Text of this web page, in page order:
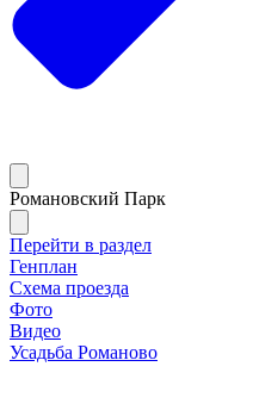
Романовский Парк
Перейти в раздел
Генплан
Схема проезда
Фото
Видео
Усадьба Романово